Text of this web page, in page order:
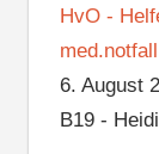
HvO -
med.notfall
6. August
B19 -